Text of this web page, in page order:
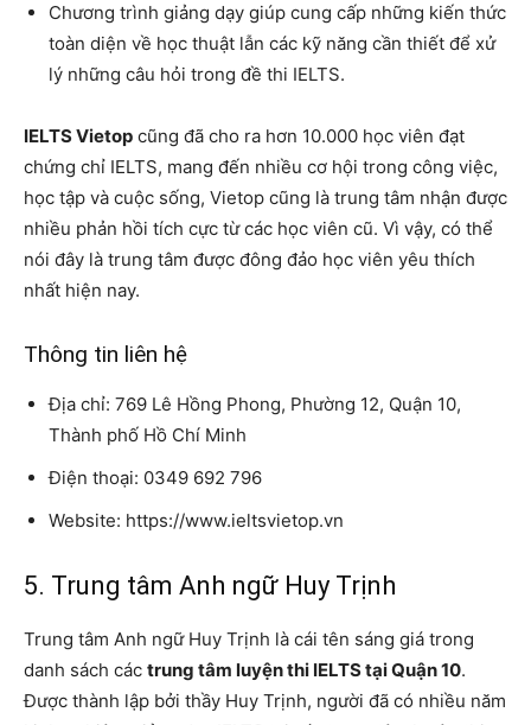
Chương trình giảng dạy giúp cung cấp những kiến thức
toàn diện về học thuật lẫn các kỹ năng cần thiết để xử
lý những câu hỏi trong đề thi IELTS.
IELTS Vietop cũng đã cho ra hơn 10.000 học viên đạt
chứng chỉ IELTS, mang đến nhiều cơ hội trong công việc,
học tập và cuộc sống, Vietop cũng là trung tâm nhận được
nhiều phản hồi tích cực từ các học viên cũ. Vì vậy, có thể
nói đây là trung tâm được đông đảo học viên yêu thích
nhất hiện nay.
Thông tin liên hệ
Địa chỉ: 769 Lê Hồng Phong, Phường 12, Quận 10,
Thành phố Hồ Chí Minh
Điện thoại: 0349 692 796
Website: https://www.ieltsvietop.vn
5. Trung tâm Anh ngữ Huy Trịnh
Trung tâm Anh ngữ Huy Trịnh là cái tên sáng giá trong
danh sách các trung tâm luyện thi IELTS tại Quận 10.
Được thành lập bởi thầy Huy Trịnh, người đã có nhiều năm